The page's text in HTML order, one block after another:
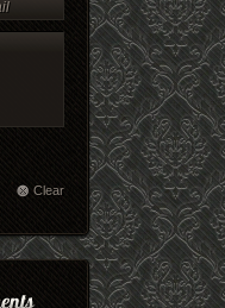
Clear